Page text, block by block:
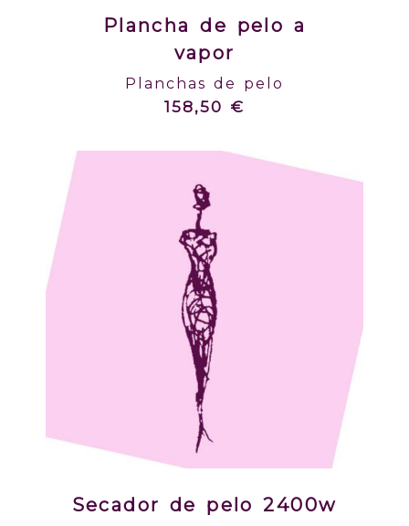
Plancha de pelo a
vapor
Planchas de pelo
158,50 €
Secador de pelo 2400w